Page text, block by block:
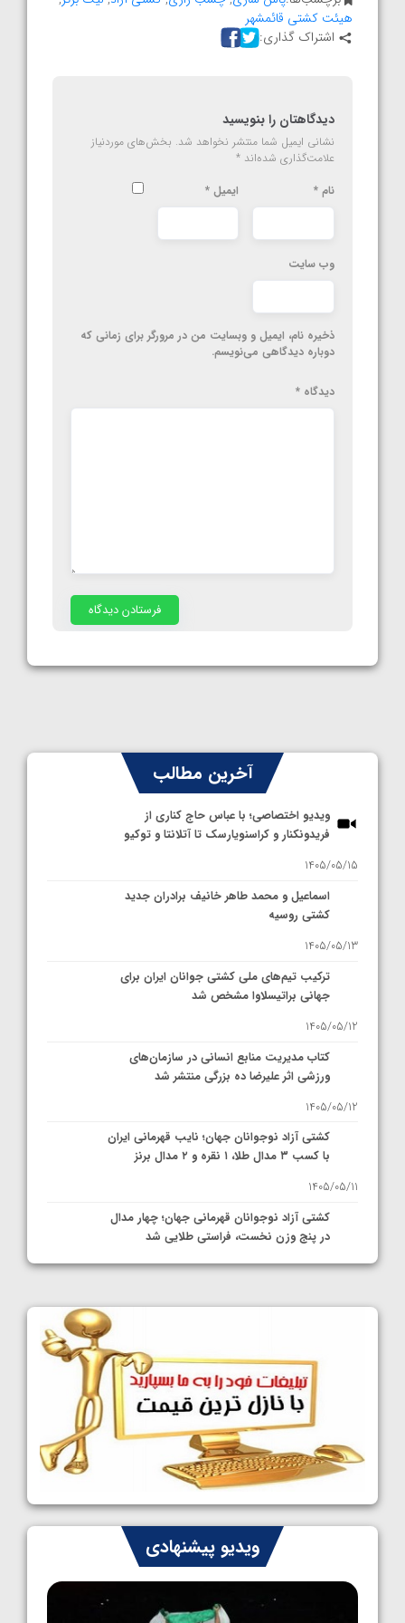
هیئت کشتی قائمشهر
اشتراک گذاری:
دیدگاهتان را بنویسید
نشانی ایمیل شما منتشر نخواهد شد. بخش‌های موردنیاز
علامت‌گذاری شده‌اند *
نام * ایمیل *
وب‌ سایت
ذخیره نام، ایمیل و وبسایت من در مرورگر برای زمانی که
دوباره دیدگاهی می‌نویسم.
دیدگاه *
آخرین مطالب
ویدیو اختصاصی؛ با عباس حاج کناری از
فریدونکنار و کراسنویارسک تا آتلانتا و توکیو
1405/05/15
اسماعیل و محمد طاهر خانیف برادران جدید
کشتی روسیه
1405/05/13
ترکیب تیم‌های ملی کشتی جوانان ایران برای
جهانی براتیسلاوا مشخص شد
1405/05/12
کتاب مدیریت منابع انسانی در سازمان‌های
ورزشی اثر علیرضا ده بزرگی منتشر شد
1405/05/12
کشتی آزاد نوجوانان جهان؛ نایب قهرمانی ایران
با کسب ۳ مدال طلا، ۱ نقره و ۲ مدال برنز
1405/05/11
کشتی آزاد نوجوانان قهرمانی جهان؛ چهار مدال
در پنج وزن نخست، فراستی طلایی شد
1405/05/11
کشتی آزاد نوجوانان جهان؛ رقبای نمایندگان
ایران مشخص شدند
1405/05/08
کشتی فرنگی نوجوانان جهان؛ سکوی تیمی
سوم برای ایران
1405/05/07
ایران چشم به راه چهار مدال در پنج وزن دوم
کشتی فرنگی نوجوانان جهان
1405/05/06
ویدیو پیشنهادی